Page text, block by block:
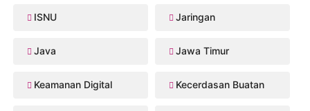
ISNU Jaringan
Java Jawa Timur
Keamanan Digital Kecerdasan Buatan